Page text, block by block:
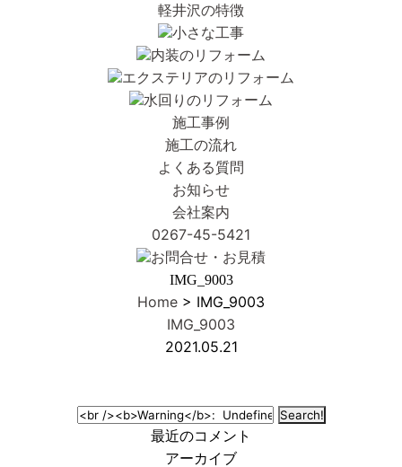
軽井沢の特徴
小さな工事
内装のリフォーム
エクステリアのリフォーム
水回りのリフォーム
施工事例
施工の流れ
よくある質問
お知らせ
会社案内
0267-45-5421
お問合せ・お見積
IMG_9003
Home > IMG_9003
IMG_9003
2021.05.21
最近のコメント
アーカイブ